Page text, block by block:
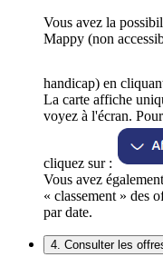
Vous avez la
Mappy (non
handicap) en
La carte affiche
voyez à l'écran.
cliquez sur :
Vous avez
« classement » des
par date.
4. Consulter les